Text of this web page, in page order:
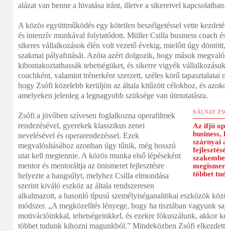
alázat van benne a hivatása iránt, illetve a sikereivel
A közös együttműködés egy kötetlen beszélgetéssel vette
és intenzív munkával folytatódott. Müller Csilla business coach
sikeres vállalkozások élén volt vezető évekig, mielőtt úgy
szakmai pályafutását. Azóta azért dolgozik, hogy mások
kibontakoztathassák tehetségüket, és sikerre vigyék
coachként, valamint trénerként szerzett, széles körű tapasztalatai
hogy Zsófi közelebb kerüljön az általa kitűzött célokhoz, és
amelyeken jelenleg a legnagyobb szüksége van útmutatásra.
KÁLNAY
Az ifjú
business,
szárnyai
többet
Zsófi a jövőben szívesen foglalkozna operafilmek
rendezésével, gyerekek klasszikus zenei
nevelésével és operarendezéssel. Ezek
megvalósításához azonban úgy tűnik, még hosszú
utat kell megtennie. A közös munka első lépéseként
mentor és mentoráltja az önismeret fejlesztésre
helyezte a hangsúlyt, melyhez Csilla elmondása
szerint kiváló eszköz az általa rendszeresen
alkalmazott, a hasonló típusú személyiséganalitikai eszközök
módszer. „A megközelítés lényege, hogy ha tisztában vagyunk
motivációinkkal, tehetségeinkkel, és ezekre fókuszálunk, akkor
többet tudunk kihozni magunkból.” Mindeközben Zsófi